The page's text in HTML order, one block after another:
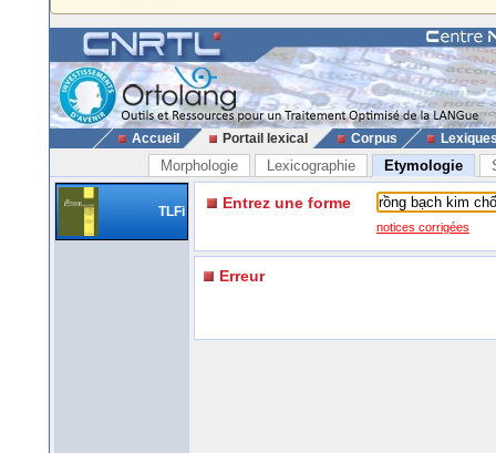
Accueil Portail lexical Corpus
Morphologie Lexicographie Etymologie
TLFi Entrez une forme
notices corrigées
Erreur